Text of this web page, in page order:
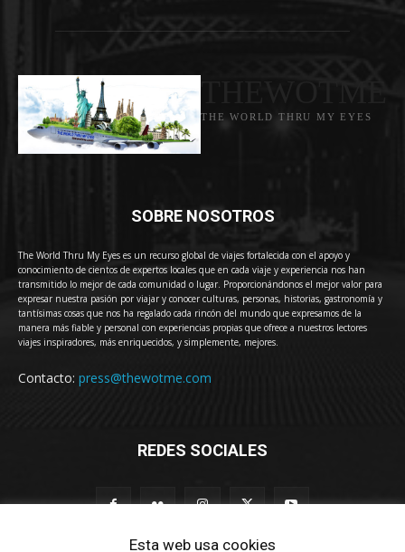
THE WORLD THRU MY EYES
SOBRE NOSOTROS
The World Thru My Eyes es un recurso global de viajes fortalecida con el apoyo y
conocimiento de cientos de expertos locales que en cada viaje y experiencia nos han
transmitido lo mejor de cada comunidad o lugar. Proporcionándonos el mejor valor para
expresar nuestra pasión por viajar y conocer culturas, personas, historias, gastronomía y
tantísimas cosas que nos ha regalado cada rincón del mundo que expresamos de la
manera más fiable y personal con experiencias propias que ofrece a nuestros lectores
viajes inspiradores, más enriquecidos, y simplemente, mejores.
Contacto: press@thewotme.com
REDES SOCIALES
Esta web usa cookies